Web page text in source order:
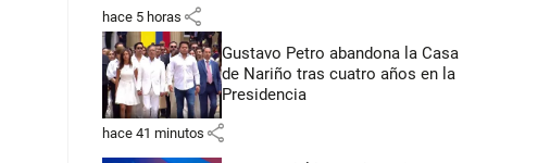
hace 5 horas share
Gustavo Petro abandona la Casa
de Nariño tras cuatro años en la
Presidencia
hace 41 minutos share